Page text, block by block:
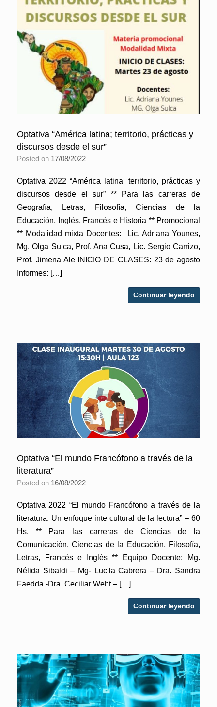
Optativa “América latina; territorio, prácticas y
discursos desde el sur”
Posted on 17/08/2022
Optativa 2022 “América latina; territorio, prácticas y
discursos desde el sur” ** Para las carreras de
Geografía, Letras, Filosofía, Ciencias de la
Educación, Inglés, Francés e Historia ** Promocional
** Modalidad mixta Docentes: Lic. Adriana Younes,
Mg. Olga Sulca, Prof. Ana Cusa, Lic. Sergio Carrizo,
Prof. Jimena Ale INICIO DE CLASES: 23 de agosto
Informes: […]
Continuar leyendo
Optativa “El mundo Francófono a través de la
literatura”
Posted on 16/08/2022
Optativa 2022 “El mundo Francófono a través de la
literatura. Un enfoque intercultural de la lectura” – 60
Hs. ** Para las carreras de Ciencias de la
Comunicación, Ciencias de la Educación, Filosofía,
Letras, Francés e Inglés ** Equipo Docente: Mg.
Nélida Sibaldi – Mg- Lucila Cabrera – Dra. Sandra
Faedda -Dra. Ceciliar Weht – […]
Continuar leyendo